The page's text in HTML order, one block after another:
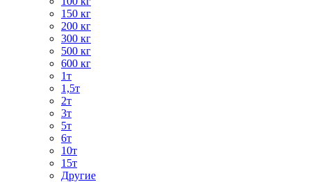
150 кг
200 кг
300 кг
500 кг
600 кг
1т
1,5т
2т
3т
5т
6т
10т
15т
Другие